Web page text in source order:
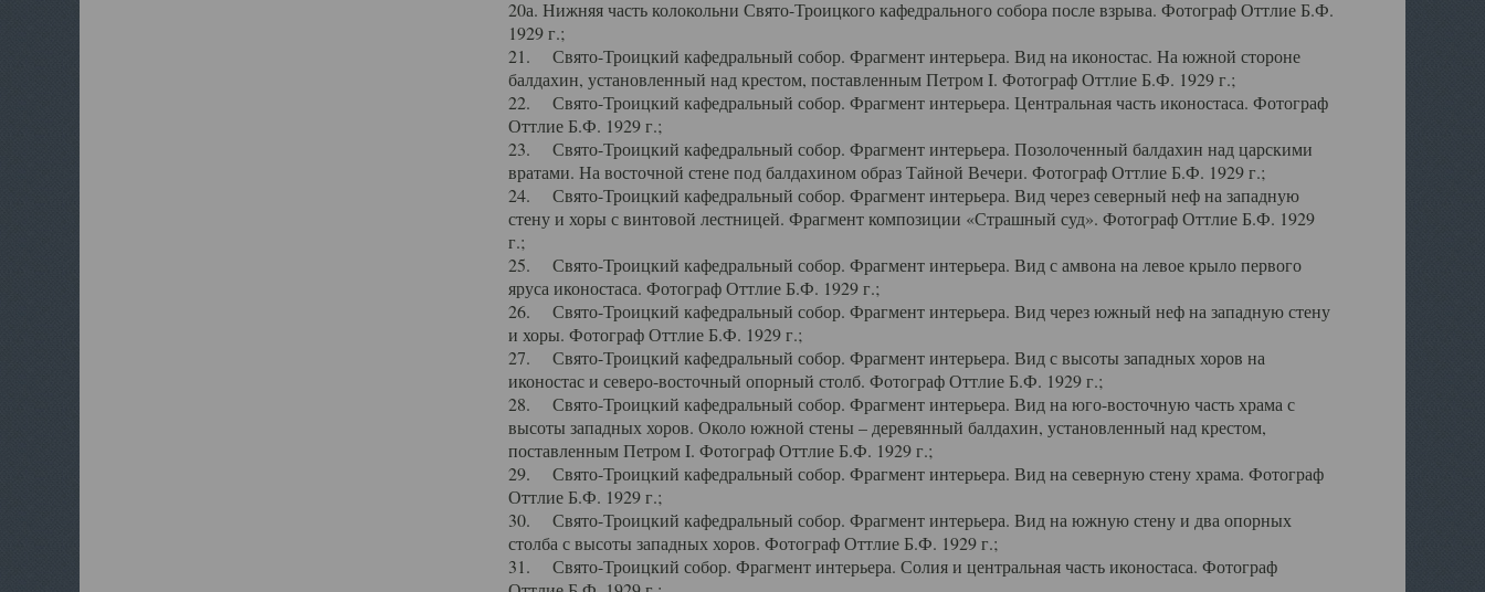
20а. Нижняя часть колокольни Свято-Троицкого кафедрального собора после взрыва. Фотограф Оттлие Б.Ф.
1929 г.;
21. Свято-Троицкий кафедральный собор. Фрагмент интерьера. Вид на иконостас. На южной стороне
балдахин, установленный над крестом, поставленным Петром I. Фотограф Оттлие Б.Ф. 1929 г.;
22. Свято-Троицкий кафедральный собор. Фрагмент интерьера. Центральная часть иконостаса. Фотограф
Оттлие Б.Ф. 1929 г.;
23. Свято-Троицкий кафедральный собор. Фрагмент интерьера. Позолоченный балдахин над царскими
вратами. На восточной стене под балдахином образ Тайной Вечери. Фотограф Оттлие Б.Ф. 1929 г.;
24. Свято-Троицкий кафедральный собор. Фрагмент интерьера. Вид через северный неф на западную
стену и хоры с винтовой лестницей. Фрагмент композиции «Страшный суд». Фотограф Оттлие Б.Ф. 1929
г.;
25. Свято-Троицкий кафедральный собор. Фрагмент интерьера. Вид с амвона на левое крыло первого
яруса иконостаса. Фотограф Оттлие Б.Ф. 1929 г.;
26. Свято-Троицкий кафедральный собор. Фрагмент интерьера. Вид через южный неф на западную стену
и хоры. Фотограф Оттлие Б.Ф. 1929 г.;
27. Свято-Троицкий кафедральный собор. Фрагмент интерьера. Вид с высоты западных хоров на
иконостас и северо-восточный опорный столб. Фотограф Оттлие Б.Ф. 1929 г.;
28. Свято-Троицкий кафедральный собор. Фрагмент интерьера. Вид на юго-восточную часть храма с
высоты западных хоров. Около южной стены – деревянный балдахин, установленный над крестом,
поставленным Петром I. Фотограф Оттлие Б.Ф. 1929 г.;
29. Свято-Троицкий кафедральный собор. Фрагмент интерьера. Вид на северную стену храма. Фотограф
Оттлие Б.Ф. 1929 г.;
30. Свято-Троицкий кафедральный собор. Фрагмент интерьера. Вид на южную стену и два опорных
столба с высоты западных хоров. Фотограф Оттлие Б.Ф. 1929 г.;
31. Свято-Троицкий собор. Фрагмент интерьера. Солия и центральная часть иконостаса. Фотограф